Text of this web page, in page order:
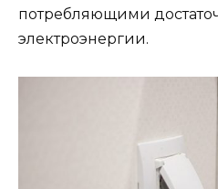
потребляющими
электроэнергии.